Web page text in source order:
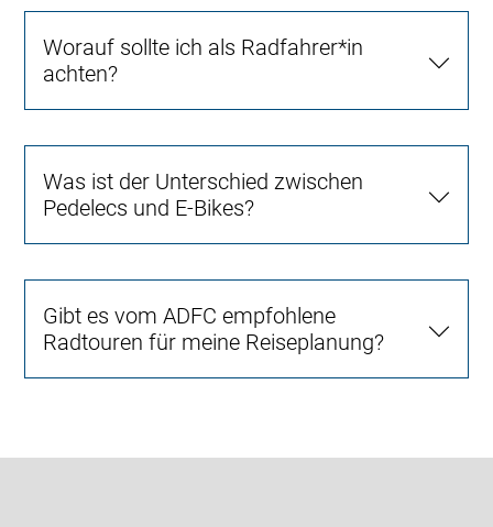
Worauf sollte ich als Radfahrer*in
achten?
Was ist der Unterschied zwischen
Pedelecs und E-Bikes?
Gibt es vom ADFC empfohlene
Radtouren für meine Reiseplanung?